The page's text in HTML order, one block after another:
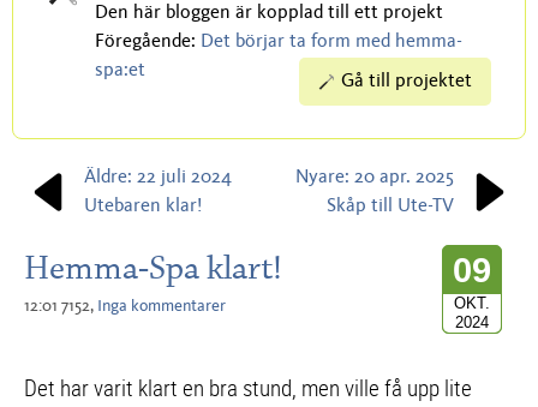
Den här bloggen är kopplad till ett projekt
Föregående: Det börjar ta form med hemma-
spa:et
Gå till projektet
Äldre: 22 juli 2024
Utebaren klar!
Nyare: 20 apr. 2025
Skåp till Ute-TV
09
OKT.
2024
Hemma-Spa klart!
12:01 7152, Inga kommentarer
Det har varit klart en bra stund, men ville få upp lite